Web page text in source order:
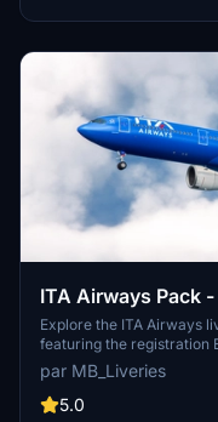
ITA Airways Pack
HeadwindSim
Explore the ITA Airways
featuring the registration
Airways logos, SkyTeam
Download the livery and
today.
par MB_Liveries
5.0